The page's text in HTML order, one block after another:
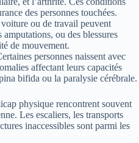
des personnes touchées.
ou de travail peuvent
amputations, ou des blessures
de mouvement.
personnes naissent avec
affectant leurs capacités
bifida ou la paralysie cérébrale.
physique rencontrent souvent
Les escaliers, les transports
inaccessibles sont parmi les